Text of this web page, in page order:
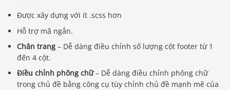
Được xây dựng với ít .scss hơn
Hỗ trợ mã ngắn.
Chân trang– Dễ dàng điều chỉnh số lượng cột footer từ 1
đến 4 cột.
Điều chỉnh phông chữ– Dễ dàng điều chỉnh phông chữ
trong chủ đề bằng công cụ tùy chỉnh chủ đề mạnh mẽ của